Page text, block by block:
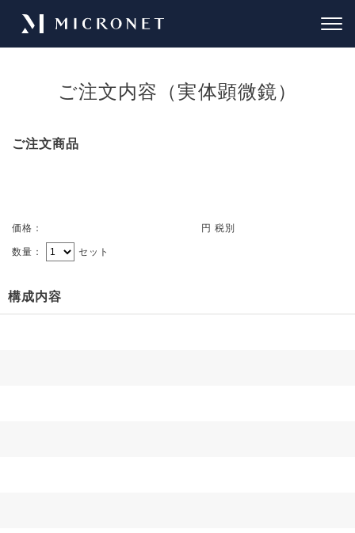
ご注文内容（実体顕微鏡）
ご注文商品
価格： 円 税別
数量： セット
構成内容